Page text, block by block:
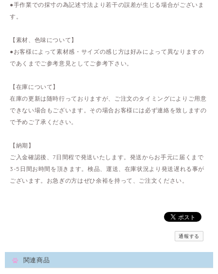
●手作業での採寸の為記述寸法より若干の誤差が生じる場合がございま
す。
【素材、色味について】
●お客様によって素材感・サイズの感じ方は好みによって異なりますの
であくまでご参考意見としてご参考下さい。
【在庫について】
在庫の更新は随時行っておりますが、ご注文のタイミングによりご用意
できない場合もございます。その場合お客様には必ず連絡を致しますの
で予めご了承ください。
【納期】
ご入金確認後、7日間程で発送いたします。発送からお手元に届くまで
3-5日間お時間を頂きます。検品、運送、在庫状況より発送遅れる事が
ございます。お急ぎの方はぜひ余裕を持って、ご注文ください。
通報する
関連商品